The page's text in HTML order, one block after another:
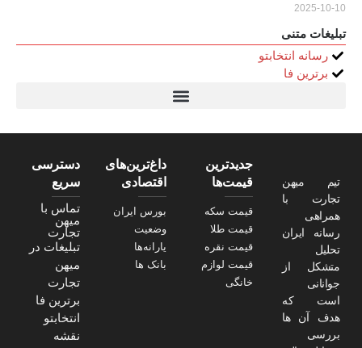
2025-10-10
تبلیغات متنی
رسانه انتخابتو
برترین فا
تیم میهن
تجارت با
همراهی
رسانه ایران
تحلیل
متشکل از
جوانانی
است که
هدف آن ها
بررسی
جدیدترین
قیمت‌ها
قیمت سکه
قیمت طلا
قیمت نقره
قیمت لوازم
خانگی
داغ‌ترین‌های
اقتصادی
بورس ایران
وضعیت
یارانه‌ها
بانک ها
دسترسی
سریع
تماس با
میهن
تجارت
تبلیغات در
میهن
تجارت
برترین فا
انتخابتو
نقشه